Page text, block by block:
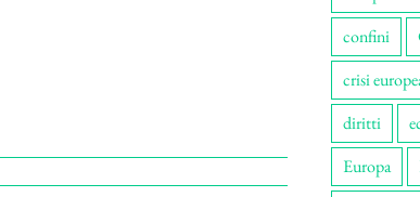
confini
crisi
diritti
Europa